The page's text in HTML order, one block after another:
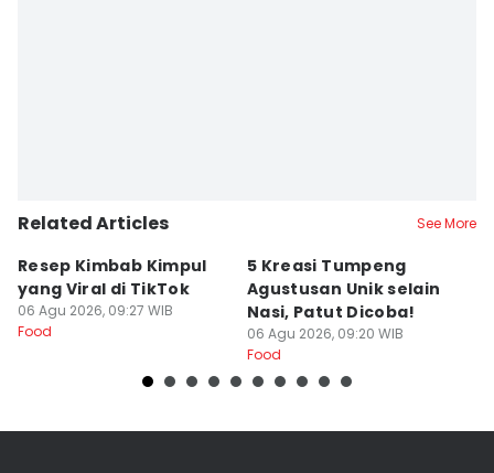
Related Articles See More
Resep Kimbab Kimpul
yang Viral di TikTok
06 Agu 2026, 09:27 WIB
Food
5 Kreasi Tumpeng
Agustusan Unik selain
Nasi, Patut Dicoba!
06 Agu 2026, 09:20 WIB
Food